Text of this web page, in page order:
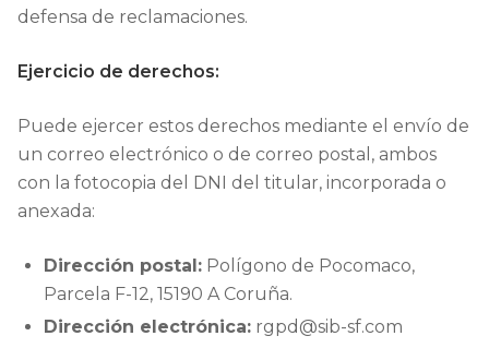
defensa de reclamaciones.
Ejercicio de derechos:
Puede ejercer estos derechos mediante el envío de
un correo electrónico o de correo postal, ambos
con la fotocopia del DNI del titular, incorporada o
anexada:
Dirección postal: Polígono de Pocomaco,
Parcela F-12, 15190 A Coruña.
Dirección electrónica: rgpd@sib-sf.com